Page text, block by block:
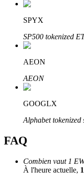
Jusqu'à 65 % de
SPYX
SP500 tokenized
AEON
AEON
GOOGLX
Alphabet tokenized
FAQ
Combien vaut 1
À l'heure actuelle,